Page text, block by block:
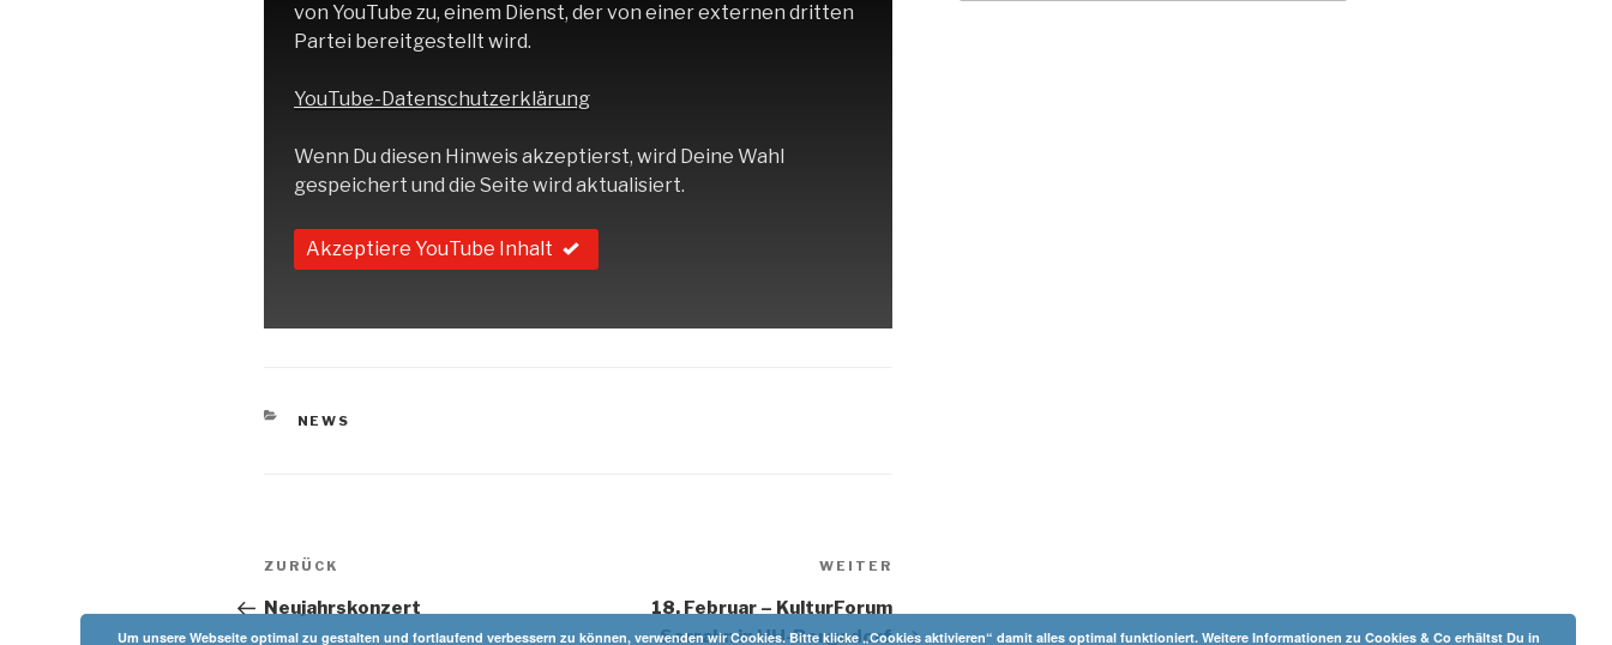
von YouTube zu, einem Dienst, der von einer externen dritten
Partei bereitgestellt wird.
YouTube-Datenschutzerklärung
Wenn Du diesen Hinweis akzeptierst, wird Deine Wahl
gespeichert und die Seite wird aktualisiert.
Akzeptiere YouTube Inhalt
KATEGORIEN
NEWS
Beitragsnavigation
Vorheriger
ZURÜCK
Neujahrskonzert
WEITER
18. Februar – KulturForum
Serrahn in HH-Bergedorf
Um unsere Webseite optimal zu gestalten und fortlaufend verbessern zu können, verwenden wir Cookies. Bitte klicke „Cookies aktivieren“ damit alles optimal funktioniert. Weitere Informationen zu Cookies & Co erhältst Du in